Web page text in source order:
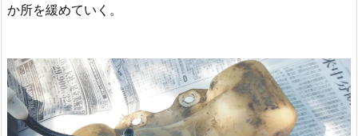
か所を緩めていく。